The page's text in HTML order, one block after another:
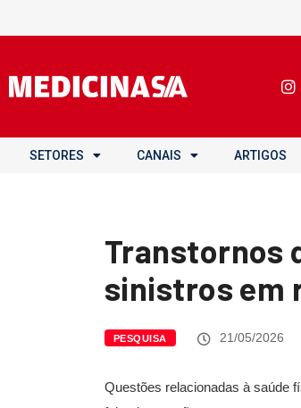
SETORES CANAIS ARTIGOS
Transtornos
sinistros em
PESQUISA 21/05/2026
Questões relacionadas à saúde